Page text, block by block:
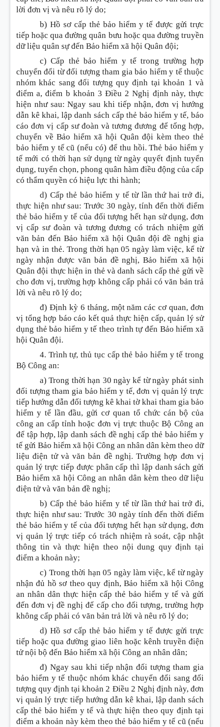
lời đơn vị và nêu rõ lý do;
b) Hồ sơ cấp thẻ bảo hiểm y tế được gửi trực
tiếp hoặc qua đường quân bưu hoặc qua đường truyền
dữ liệu quân sự đến Bảo hiểm xã hội Quân đội;
c) Cấp thẻ bảo hiểm y tế trong trường hợp
chuyển đổi từ đối tượng tham gia bảo hiểm y tế thuộc
nhóm khác sang đối tượng quy định tại khoản 1 và
điểm a, điểm b khoản 3 Điều 2 Nghị định này, thực
hiện như sau: Ngay sau khi tiếp nhận, đơn vị hướng
dẫn kê khai, lập danh sách cấp thẻ bảo hiểm y tế, báo
cáo đơn vị cấp sư đoàn và tương đương để tổng hợp,
chuyển về Bảo hiểm xã hội Quân đội kèm theo thẻ
bảo hiểm y tế cũ (nếu có) để thu hồi. Thẻ bảo hiểm y
tế mới có thời hạn sử dụng từ ngày quyết định tuyển
dụng, tuyển chọn, phong quân hàm điều động của cấp
có thẩm quyền có hiệu lực thi hành;
d) Cấp thẻ bảo hiểm y tế từ lần thứ hai trở đi,
thực hiện như sau: Trước 30 ngày, tính đến thời điểm
thẻ bảo hiểm y tế của đối tượng hết hạn sử dụng, đơn
vị cấp sư đoàn và tương đương có trách nhiệm gửi
văn bản đến Bảo hiểm xã hội Quân đội đề nghị gia
hạn và in thẻ. Trong thời hạn 05 ngày làm việc, kể từ
ngày nhận được văn bản đề nghị, Bảo hiểm xã hội
Quân đội thực hiện in thẻ và danh sách cấp thẻ gửi về
cho đơn vị, trường hợp không cấp phải có văn bản trả
lời và nêu rõ lý do;
đ) Định kỳ 6 tháng, một năm các cơ quan, đơn
vị tổng hợp báo cáo kết quả thực hiện cấp, quản lý sử
dụng thẻ bảo hiểm y tế theo trình tự đến Bảo hiểm xã
hội Quân đội.
4. Trình tự, thủ tục cấp thẻ bảo hiểm y tế trong
Bộ Công an:
a) Trong thời hạn 30 ngày kể từ ngày phát sinh
đối tượng tham gia bảo hiểm y tế, đơn vị quản lý trực
tiếp hướng dẫn đối tượng kê khai tờ khai tham gia bảo
hiểm y tế lần đầu, gửi cơ quan tổ chức cán bộ của
công an cấp tỉnh hoặc đơn vị trực thuộc Bộ Công an
để tập hợp, lập danh sách đề nghị cấp thẻ bảo hiểm y
tế gửi Bảo hiểm xã hội Công an nhân dân kèm theo dữ
liệu điện tử và văn bản đề nghị. Trường hợp đơn vị
quản lý trực tiếp được phân cấp thì lập danh sách gửi
Bảo hiểm xã hội Công an nhân dân kèm theo dữ liệu
điện tử và văn bản đề nghị;
b) Cấp thẻ bảo hiểm y tế từ lần thứ hai trở đi,
thực hiện như sau: Trước 30 ngày tính đến thời điểm
thẻ bảo hiểm y tế của đối tượng hết hạn sử dụng, đơn
vị quản lý trực tiếp có trách nhiệm rà soát, cập nhật
thông tin và thực hiện theo nội dung quy định tại
điểm a khoản này;
c) Trong thời hạn 05 ngày làm việc, kể từ ngày
nhận đủ hồ sơ theo quy định, Bảo hiểm xã hội Công
an nhân dân thực hiện cấp thẻ bảo hiểm y tế và gửi
đến đơn vị đề nghị để cấp cho đối tượng, trường hợp
không cấp phải có văn bản trả lời và nêu rõ lý do;
d) Hồ sơ cấp thẻ bảo hiểm y tế được gửi trực
tiếp hoặc qua đường giao liên hoặc kênh truyền điện
tử nội bộ đến Bảo hiểm xã hội Công an nhân dân;
đ) Ngay sau khi tiếp nhận đối tượng tham gia
bảo hiểm y tế thuộc nhóm khác chuyển đổi sang đối
tượng quy định tại khoản 2 Điều 2 Nghị định này, đơn
vị quản lý trực tiếp hướng dẫn kê khai, lập danh sách
cấp thẻ bảo hiểm y tế và thực hiện theo quy định tại
điểm a khoản này kèm theo thẻ bảo hiểm y tế cũ (nếu